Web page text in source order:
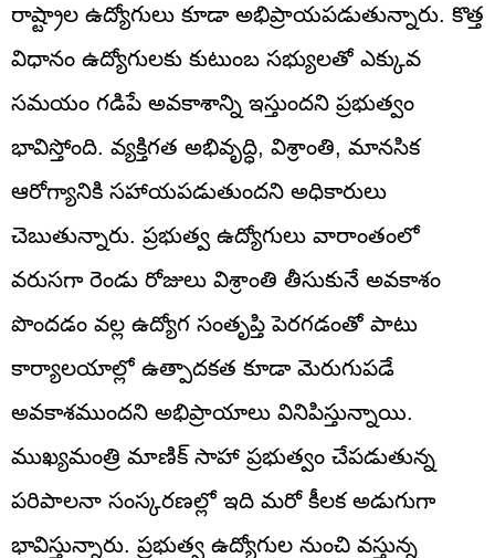
రాష్ట్రాల ఉద్యోగులు కూడా అభిప్రాయపడుతున్నారు. కొత్త
విధానం ఉద్యోగులకు కుటుంబ సభ్యులతో ఎక్కువ
సమయం గడిపే అవకాశాన్ని ఇస్తుందని ప్రభుత్వం
భావిస్తోంది. వ్యక్తిగత అభివృద్ధి, విశ్రాంతి, మానసిక
ఆరోగ్యానికి సహాయపడుతుందని అధికారులు
చెబుతున్నారు. ప్రభుత్వ ఉద్యోగులు వారాంతంలో
వరుసగా రెండు రోజులు విశ్రాంతి తీసుకునే అవకాశం
పొందడం వల్ల ఉద్యోగ సంతృప్తి పెరగడంతో పాటు
కార్యాలయాల్లో ఉత్పాదకత కూడా మెరుగుపడే
అవకాశముందని అభిప్రాయాలు వినిపిస్తున్నాయి.
ముఖ్యమంత్రి మాణిక్‌ సాహా ప్రభుత్వం చేపడుతున్న
పరిపాలనా సంస్కరణల్లో ఇది మరో కీలక అడుగుగా
భావిస్తున్నారు. ప్రభుత్వ ఉద్యోగుల నుంచి వస్తున్న